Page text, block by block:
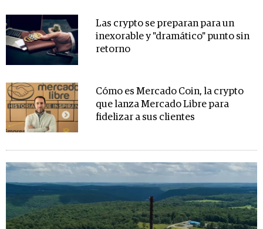
Las crypto se preparan para un
inexorable y "dramático" punto sin
retorno
Cómo es Mercado Coin, la crypto
que lanza Mercado Libre para
fidelizar a sus clientes